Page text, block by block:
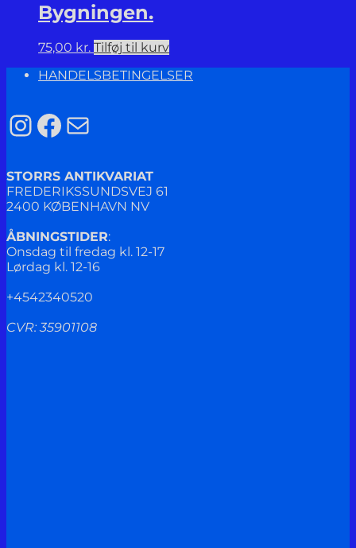
Bygningen.
75,00 kr. Tilføj til kurv
HANDELSBETINGELSER
Instagram
Facebook
Mail
STORRS ANTIKVARIAT
FREDERIKSSUNDSVEJ 61
2400 KØBENHAVN NV
ÅBNINGSTIDER:
Onsdag til fredag kl. 12-17
Lørdag kl. 12-16
+4542340520
CVR: 35901108